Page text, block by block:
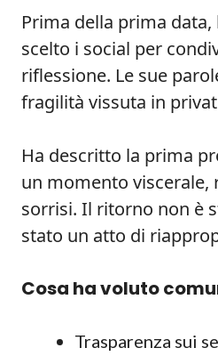
Prima della prima data,
scelto i social per
riflessione. Le sue
fragilità vissuta in
Ha descritto la prima
un momento viscerale,
sorrisi. Il ritorno non è
stato un atto di
Cosa ha voluto
Trasparenza sui